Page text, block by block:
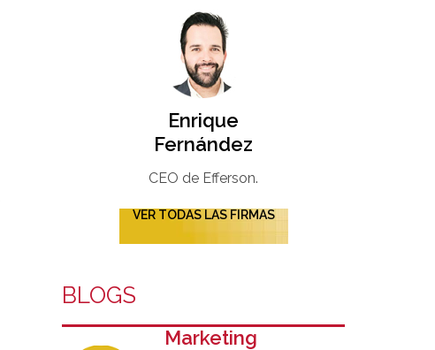
Enrique
Fernández
CEO de Efferson.
VER TODAS LAS FIRMAS
BLOGS
Marketing